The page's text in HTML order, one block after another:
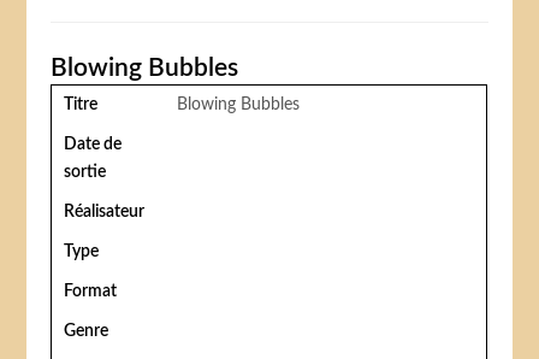
Blowing Bubbles
Titre Blowing Bubbles
Date de
sortie
Réalisateur
Type
Format
Genre